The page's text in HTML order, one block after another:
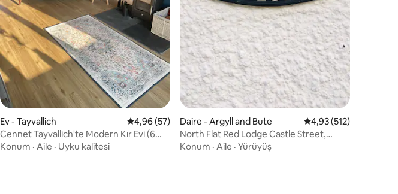
4,98 puan, 61 değerlendirme
Ev - Tayvallich 5 üzerinden ortalama 4,96 puan, 57 değerlendirme
4,96 (57)
Cennet Tayvallich'te Modern Kır Evi (6
kişilik)
Konum · Aile · Uyku kalitesi
Daire - Argyll and Bute 5 üzerinden ortalama
4,93 (512)
North Flat Red Lodge Castle Street,
Tarbert
Konum · Aile · Yürüyüş